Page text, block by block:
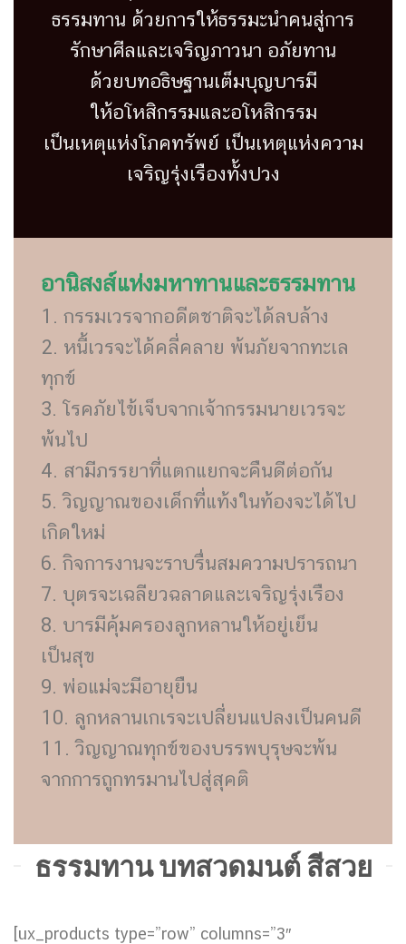
ธรรมทาน ด้วยการให้ธรรมะนำคนสู่การ
รักษาศีลและเจริญภาวนา อภัยทาน
ด้วยบทอธิษฐานเต็มบุญบารมี
ให้อโหสิกรรมและอโหสิกรรม
เป็นเหตุแห่งโภคทรัพย์ เป็นเหตุแห่งความ
เจริญรุ่งเรืองทั้งปวง
อานิสงส์แห่งมหาทานและธรรมทาน
1. กรรมเวรจากอดีตชาติจะได้ลบล้าง
2. หนี้เวรจะได้คลี่คลาย พ้นภัยจากทะเล
ทุกข์
3. โรคภัยไข้เจ็บจากเจ้ากรรมนายเวรจะ
พ้นไป
4. สามีภรรยาที่แตกแยกจะคืนดีต่อกัน
5. วิญญาณของเด็กที่แท้งในท้องจะได้ไป
เกิดใหม่
6. กิจการงานจะราบรื่นสมความปรารถนา
7. บุตรจะเฉลียวฉลาดและเจริญรุ่งเรือง
8. บารมีคุ้มครองลูกหลานให้อยู่เย็น
เป็นสุข
9. พ่อแม่จะมีอายุยืน
10. ลูกหลานเกเรจะเปลี่ยนแปลงเป็นคนดี
11. วิญญาณทุกข์ของบรรพบุรุษจะพ้น
จากการถูกทรมานไปสู่สุคติ
ธรรมทาน บทสวดมนต์ สีสวย
[ux_products type=”row” columns=”3″